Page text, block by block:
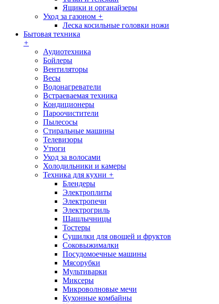
Ящики и органайзеры
Уход за газоном +
Леска косильные головки ножи
Бытовая техника
+
Аудиотехника
Бойлеры
Вентиляторы
Весы
Водонагреватели
Встраеваемая техника
Кондиционеры
Пароочистители
Пылесосы
Стиральные машины
Телевизоры
Утюги
Уход за волосами
Холодильники и камеры
Техника для кухни +
Блендеры
Электроплиты
Электропечи
Электрогриль
Шашлычницы
Тостеры
Сушилки для овощей и фруктов
Соковыжималки
Посудомоечные машины
Мясорубки
Мультиварки
Миксеры
Микроволновые мечи
Кухонные комбайны